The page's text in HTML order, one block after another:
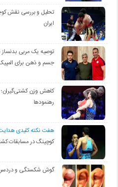
تحلیل و بررسی نقش
ایران
توصیه یک مربی
جسم و ذهن برای
کاهش وزن کشتی‌گیران؛
رهنمودها
هفت نکته کلیدی
کوچینگ در مسابقات
گوش شکستگی و